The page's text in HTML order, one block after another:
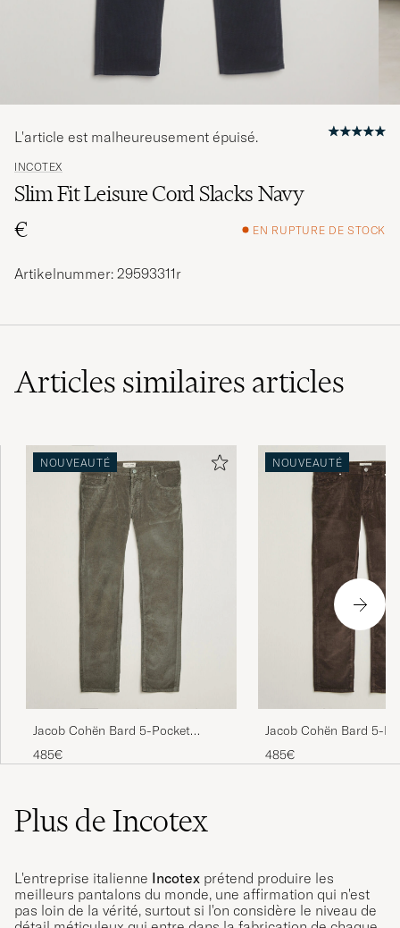
INCOTEX
Slim Fit Leisure Cord Slacks Navy
€
EN RUPTURE DE STOCK
L'article est malheureusement épuisé.
Artikelnummer: 29593311r
Articles similaires articles
NOUVEAUTÉ
Jacob Cohën Bard 5-Pocket
Medium Corduroy Trousers Taupe
485€
NOUVEAUTÉ
Jacob Cohën Bard 5-
Medium Corduroy
485€
Plus de Incotex
L'entreprise italienne Incotex prétend produire les
meilleurs pantalons du monde, une affirmation qui n'est
pas loin de la vérité, surtout si l'on considère le niveau de